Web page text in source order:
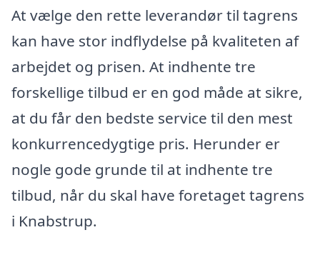
At vælge den rette leverandør til tagrens
kan have stor indflydelse på kvaliteten af
arbejdet og prisen. At indhente tre
forskellige tilbud er en god måde at sikre,
at du får den bedste service til den mest
konkurrencedygtige pris. Herunder er
nogle gode grunde til at indhente tre
tilbud, når du skal have foretaget tagrens
i Knabstrup.